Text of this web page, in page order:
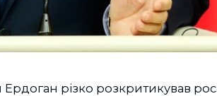
різко розкритикував